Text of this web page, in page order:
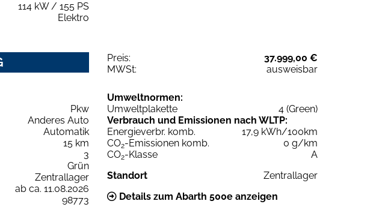
114 kW / 155 PS
Elektro
Preis:
37.999,00 €
MWSt:
ausweisbar
Pkw
Anderes Auto
Automatik
15 km
3
Grün
Zentrallager
ab ca. 11.08.2026
98773
Umweltnormen:
Umweltplakette
4 (Green)
Verbrauch und Emissionen nach WLTP:
Energieverbr. komb.
17,9 kWh/100km
CO2-Emissionen komb.
0 g/km
CO2-Klasse
A
Standort
Zentrallager
Details zum Abarth 500e anzeigen